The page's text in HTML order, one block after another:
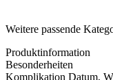
Weitere passende
Produktinformation
Besonderheiten
Komplikation Datum,